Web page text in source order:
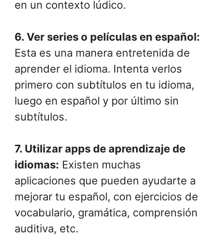
en un contexto lúdico.
6. Ver series o películas en español:
Esta es una manera entretenida de
aprender el idioma. Intenta verlos
primero con subtítulos en tu idioma,
luego en español y por último sin
subtítulos.
7. Utilizar apps de aprendizaje de
idiomas: Existen muchas
aplicaciones que pueden ayudarte a
mejorar tu español, con ejercicios de
vocabulario, gramática, comprensión
auditiva, etc.